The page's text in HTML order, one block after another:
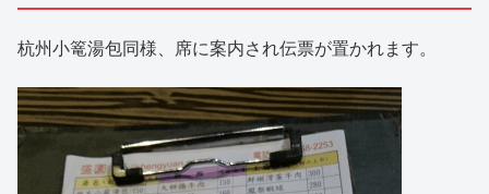
杭州小篭湯包同様、席に案内され伝票が置かれます。